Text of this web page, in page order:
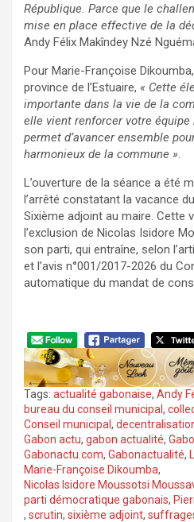
République. Parce que le
mise en place effective de la
Andy Félix Makîndey Nzé
Pour Marie-Françoise
province de l’Estuaire, « Cette
importante dans la vie de la
elle vient renforcer votre
permet d’avancer ensemble
harmonieux de la commune »
L’ouverture de la séance a été
l’arrêté constatant la vacance
Sixième adjoint au maire. Cette
l’exclusion de Nicolas Isidore
son parti, qui entraîne, selon
et l’avis n°001/2017-2026 du
automatique du mandat de
Tags: actualité gabonaise, Andy
bureau du conseil municipal,
Conseil municipal,
Gabon actu, gabon actualité,
Gabonactu.com, Gabonactualité,
Marie-Françoise Dikoumba,
Nicolas Isidore Moussotsi
parti démocratique gabonais,
, scrutin, sixième adjoint,